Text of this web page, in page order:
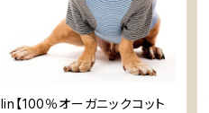
【100％オーガニックコット